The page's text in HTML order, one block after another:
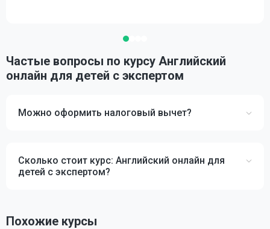
Частые вопросы по курсу Английский
онлайн для детей с экспертом
Можно оформить налоговый вычет?
Сколько стоит курс: Английский онлайн для
детей с экспертом?
Похожие курсы